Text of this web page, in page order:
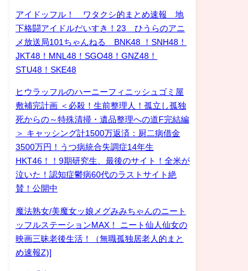
アイドッフル！ ワタクシ的まとめ速報 地
下格闘アイドルだいすき！23 ひうらのアニ
メ放送局101ちゃんねる BNK48 ！SNH48！
JKT48！MNL48！SGO48！GNZ48！
STU48！SKE48
ヒウラッフルのハーニーフィニッシュゴミ屋
敷補完計画 ＜必殺！生前整理人！孤立し孤独
死からの～特殊清掃・遺品整理への道F完結編
＞ キャッシング計1500万返済：厨二病借金
3500万円！うつ病統合失調症14年生
HKT46！！9期研究生、最後のサイト！全米が
泣いた！認知症鬱病60代のラストサイト絶
賛！公開中
魔法熟女/美魔女ッ娘メグみみちゃんのニート
ッフルステーションMAX！ ニート仙人仙女の
映画三昧老後生活！（無職孤独居老人的まと
め速報Z)]